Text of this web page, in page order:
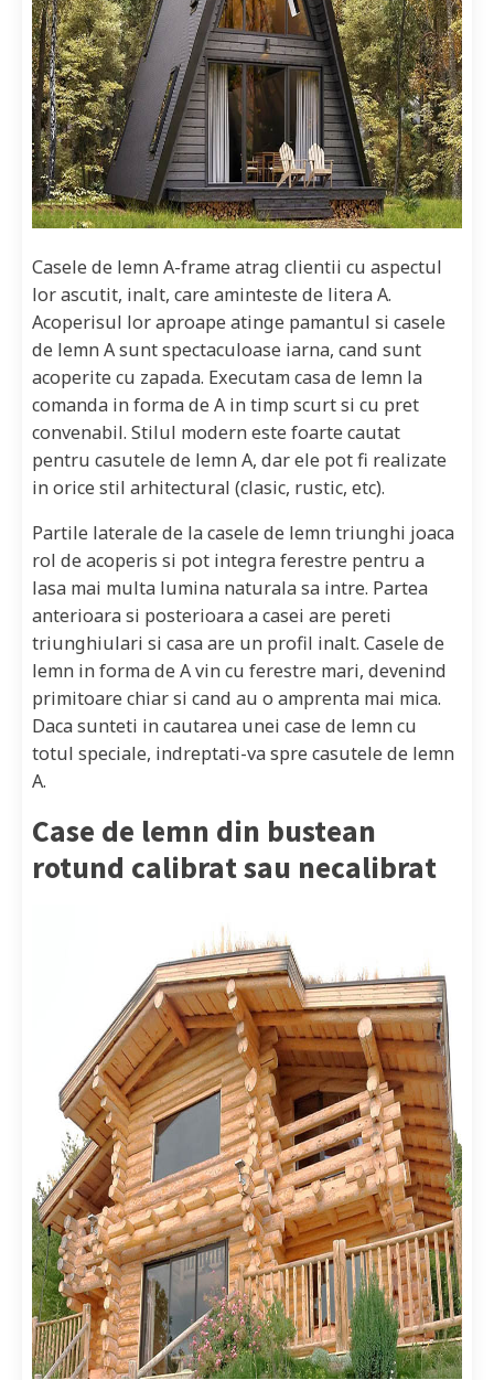
Casele de lemn A-frame atrag clientii cu aspectul
lor ascutit, inalt, care aminteste de litera A.
Acoperisul lor aproape atinge pamantul si casele
de lemn A sunt spectaculoase iarna, cand sunt
acoperite cu zapada. Executam casa de lemn la
comanda in forma de A in timp scurt si cu pret
convenabil. Stilul modern este foarte cautat
pentru casutele de lemn A, dar ele pot fi realizate
in orice stil arhitectural (clasic, rustic, etc).
Partile laterale de la casele de lemn triunghi joaca
rol de acoperis si pot integra ferestre pentru a
lasa mai multa lumina naturala sa intre. Partea
anterioara si posterioara a casei are pereti
triunghiulari si casa are un profil inalt. Casele de
lemn in forma de A vin cu ferestre mari, devenind
primitoare chiar si cand au o amprenta mai mica.
Daca sunteti in cautarea unei case de lemn cu
totul speciale, indreptati-va spre casutele de lemn
A.
Case de lemn din bustean
rotund calibrat sau necalibrat